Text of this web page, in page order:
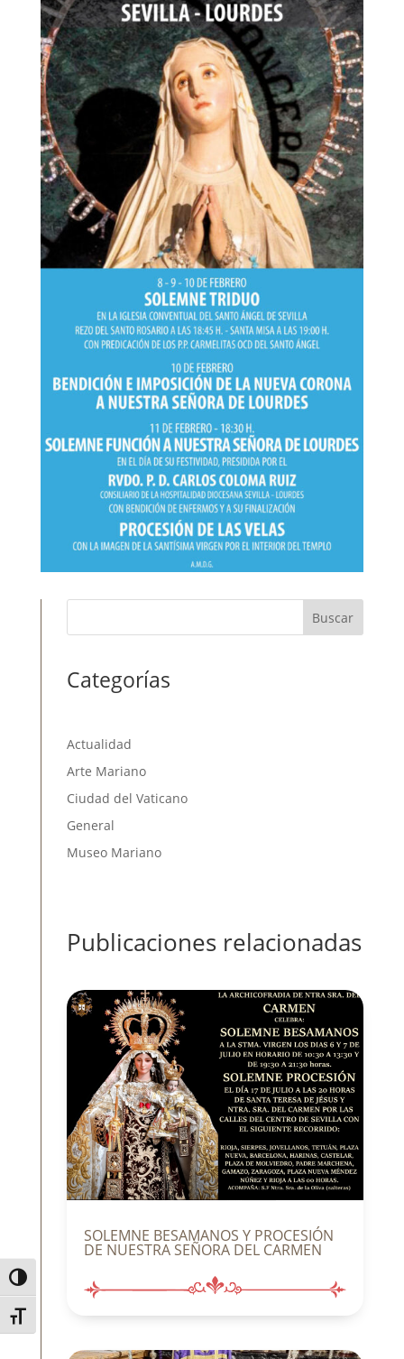
Alternar alto contraste
Alternar tamaño de letra
Buscar
Categorías
Actualidad
Arte Mariano
Ciudad del Vaticano
General
Museo Mariano
Publicaciones relacionadas
SOLEMNE BESAMANOS Y PROCESIÓN
DE NUESTRA SEÑORA DEL CARMEN